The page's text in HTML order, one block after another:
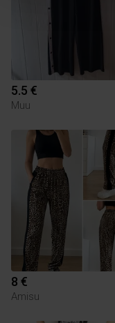
5.5 €
Muu
8 €
Amisu